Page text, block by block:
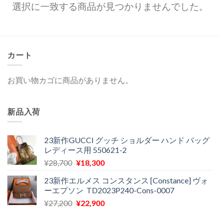
選択に一致する商品が見つかりませんでした。
カート
お買い物カゴに商品がありません。
新品入荷
23新作GUCCI グッチ ショルダー ハンド バッグ
レディース用 550621-2
¥28,700 元
価
格
は
¥18,300現
の
価
格
23新作エルメス コンスタンス [Constance] ヴォ
ーエプソン TD2023P240-Cons-0007
¥27,200 元
¥22,900現